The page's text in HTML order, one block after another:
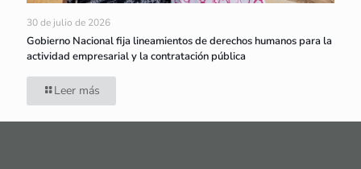
30 de julio de 2026
Gobierno Nacional fija lineamientos de derechos humanos para la
actividad empresarial y la contratación pública
Leer más